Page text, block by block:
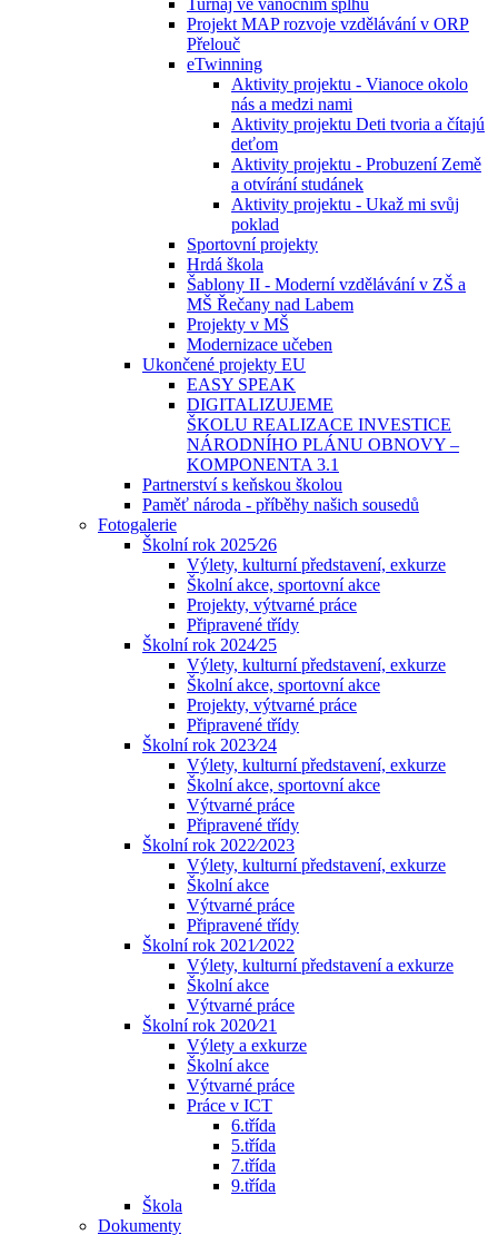
Turnaj ve vánočním šplhu
Projekt MAP rozvoje vzdělávání v ORP
Přelouč
eTwinning
Aktivity projektu - Vianoce okolo
nás a medzi nami
Aktivity projektu Deti tvoria a čítajú
deťom
Aktivity projektu - Probuzení Země
a otvírání studánek
Aktivity projektu - Ukaž mi svůj
poklad
Sportovní projekty
Hrdá škola
Šablony II - Moderní vzdělávání v ZŠ a
MŠ Řečany nad Labem
Projekty v MŠ
Modernizace učeben
Ukončené projekty EU
EASY SPEAK
DIGITALIZUJEME
ŠKOLU REALIZACE INVESTICE
NÁRODNÍHO PLÁNU OBNOVY –
KOMPONENTA 3.1
Partnerství s keňskou školou
Paměť národa - příběhy našich sousedů
Fotogalerie
Školní rok 2025⁄26
Výlety, kulturní představení, exkurze
Školní akce, sportovní akce
Projekty, výtvarné práce
Připravené třídy
Školní rok 2024⁄25
Výlety, kulturní představení, exkurze
Školní akce, sportovní akce
Projekty, výtvarné práce
Připravené třídy
Školní rok 2023⁄24
Výlety, kulturní představení, exkurze
Školní akce, sportovní akce
Výtvarné práce
Připravené třídy
Školní rok 2022⁄2023
Výlety, kulturní představení, exkurze
Školní akce
Výtvarné práce
Připravené třídy
Školní rok 2021⁄2022
Výlety, kulturní představení a exkurze
Školní akce
Výtvarné práce
Školní rok 2020⁄21
Výlety a exkurze
Školní akce
Výtvarné práce
Práce v ICT
6.třída
5.třída
7.třída
9.třída
Škola
Dokumenty